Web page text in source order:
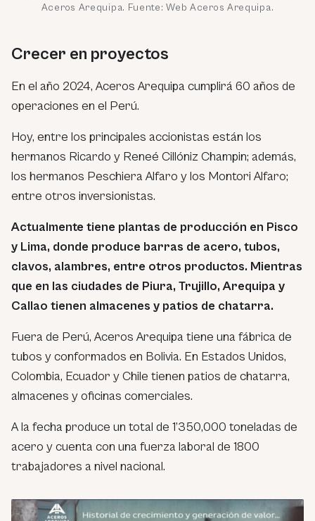
Aceros Arequipa. Fuente: Web Aceros Arequipa.
Crecer en proyectos
En el año 2024, Aceros Arequipa cumplirá 60 años de
operaciones en el Perú.
Hoy, entre los principales accionistas están los
hermanos Ricardo y Reneé Cillóniz Champin; además,
los hermanos Peschiera Alfaro y los Montori Alfaro;
entre otros inversionistas.
Actualmente tiene plantas de producción en Pisco
y Lima, donde produce barras de acero, tubos,
clavos, alambres, entre otros productos. Mientras
que en las ciudades de Piura, Trujillo, Arequipa y
Callao tienen almacenes y patios de chatarra.
Fuera de Perú, Aceros Arequipa tiene una fábrica de
tubos y conformados en Bolivia. En Estados Unidos,
Colombia, Ecuador y Chile tienen patios de chatarra,
almacenes y oficinas comerciales.
A la fecha produce un total de 1’350,000 toneladas de
acero y cuenta con una fuerza laboral de 1800
trabajadores a nivel nacional.